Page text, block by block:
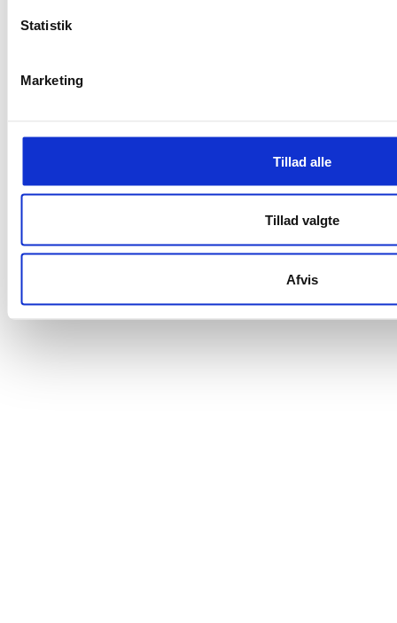
Statistik
Marketing
Tillad alle
Tillad valgte
Afvis